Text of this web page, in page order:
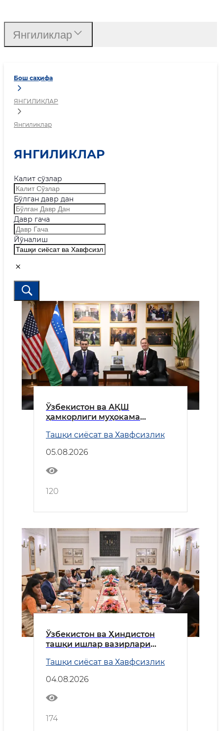
Бош саҳифа
ЯНГИЛИКЛАР
Янгиликлар
ЯНГИЛИКЛАР
Калит сўзлар
Бўлган давр дан
Давр гача
Йўналиш
Ўзбекистон ва АҚШ
ҳамкорлиги муҳокама
Ташқи сиёсат ва Хавфсизлик
05.08.2026
120
Ўзбекистон ва Ҳиндистон
ташқи ишлар вазирлари
йўналишларини муҳокама
қилди
Ташқи сиёсат ва Хавфсизлик
04.08.2026
174
Янгиликлар